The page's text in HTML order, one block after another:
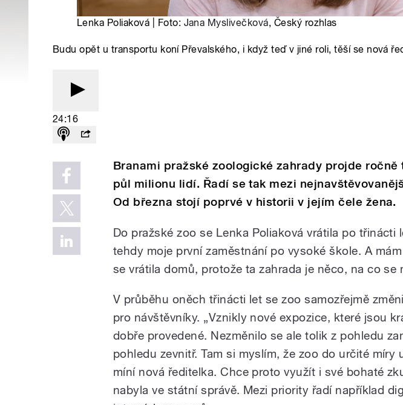
Lenka Poliaková | Foto: Jana Myslivečková, Český rozhlas
Budu opět u transportu koní Převalského, i když teď v jiné roli, těší se nová
24:16
Branami pražské zoologické zahrady projde ročně
půl milionu lidí. Řadí se tak mezi
Od března stojí poprvé v historii v jejím čele žena.
Do pražské zoo se Lenka Poliaková vrátila po třinácti
tehdy moje první zaměstnání po vysoké škole. A
se vrátila domů, protože ta zahrada je něco, na co se
V průběhu oněch třinácti let se zoo samozřejmě
pro návštěvníky. „Vznikly nové expozice, které jsou
dobře provedené. Nezměnilo se ale tolik z pohledu
pohledu zevnitř. Tam si myslím, že zoo do určité míry
míní nová ředitelka. Chce proto využít i své bohaté
nabyla ve státní správě. Mezi priority řadí například